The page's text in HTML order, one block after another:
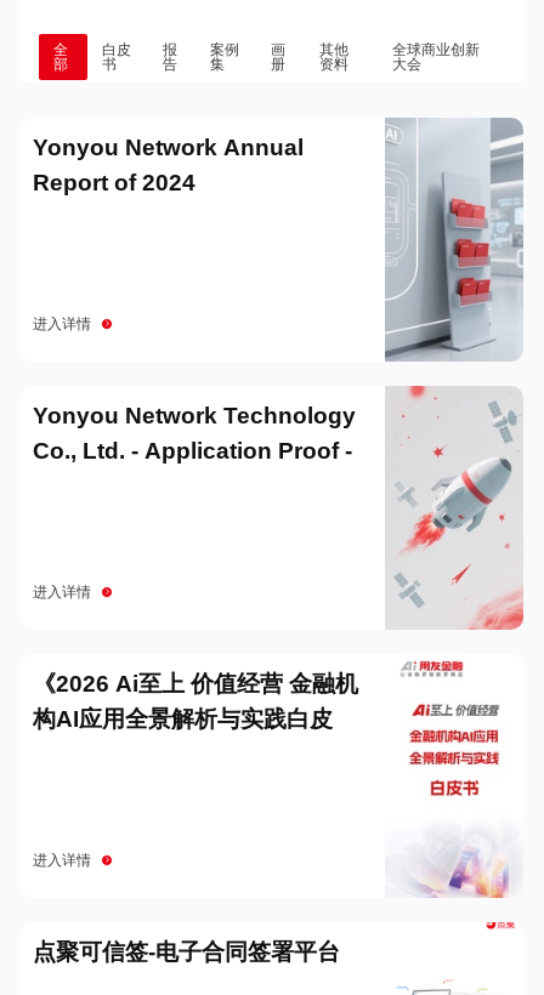
全
部
白皮
书
报
告
案例
集
画
册
其他
资料
全球商业创新
大会
Yonyou Network Annual
Report of 2024
进入详情
Yonyou Network Technology
Co., Ltd. - Application Proof -
进入详情
《2026 Ai至上 价值经营 金融机
构AI应用全景解析与实践白皮
进入详情
点聚可信签-电子合同签署平台